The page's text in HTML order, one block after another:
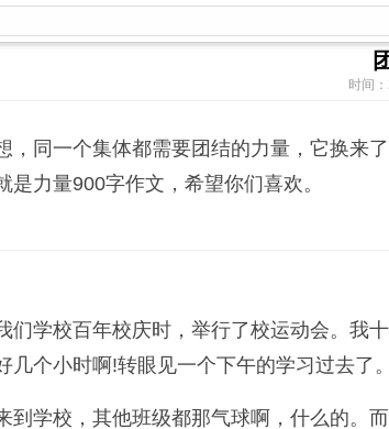
时间
，同一个集体都需要团结的力量，它换来
力量900字作文，希望你们喜欢。
们学校百年校庆时，举行了校运动会。我
几个小时啊!转眼见一个下午的学习过去了
到学校，其他班级都那气球啊，什么的。